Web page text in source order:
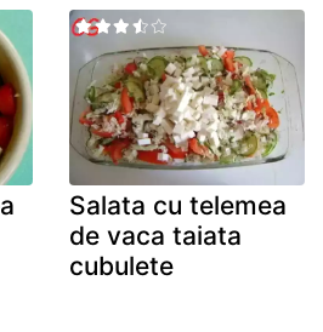
Salata cu telemea
de vaca taiata
cubulete